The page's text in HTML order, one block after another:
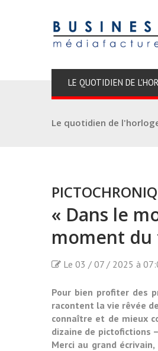
LE QUOTIDIEN DE
Le quotidien de
« Dans le
moment du
Le 03 / 07 / 2025 à
Pour bien profiter des
racontent la vie rêvée
connaître et de mieux
dizaine de pictofictions
Merci au grand